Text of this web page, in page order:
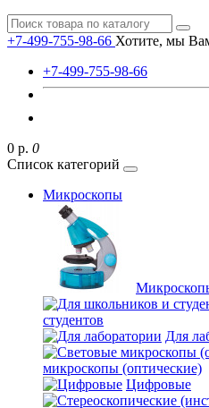
+7-499-755-98-66 Хотите, мы
+7-499-755-98-66
0 р. 0
Список категорий
Микроскопы
студентов
Для
микроскопы (оптические)
Цифровые